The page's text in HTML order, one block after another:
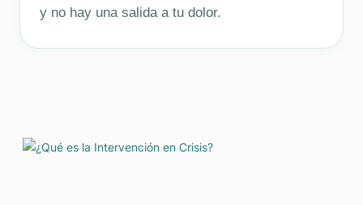
y no hay una salida a tu dolor.